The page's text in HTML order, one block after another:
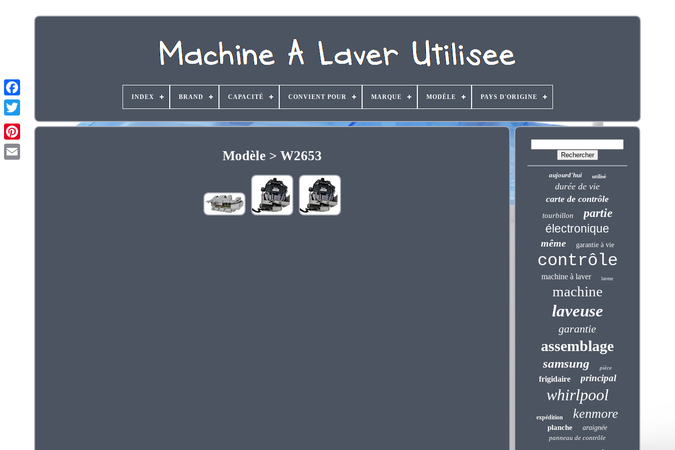
INDEX BRAND CAPACITÉ CONVIENT POUR MARQUE MODÈLE PAYS D'ORIGINE
Modèle > W2653
aujourd'hui utilisé
durée de vie
carte de contrôle
tourbillon
partie
électronique
même garantie à vie
contrôle
machine à laver laveur
machine
laveuse
garantie
assemblage
samsung pièce
frigidaire principal
whirlpool
expédition kenmore
planche
araignée
panneau de contrôle